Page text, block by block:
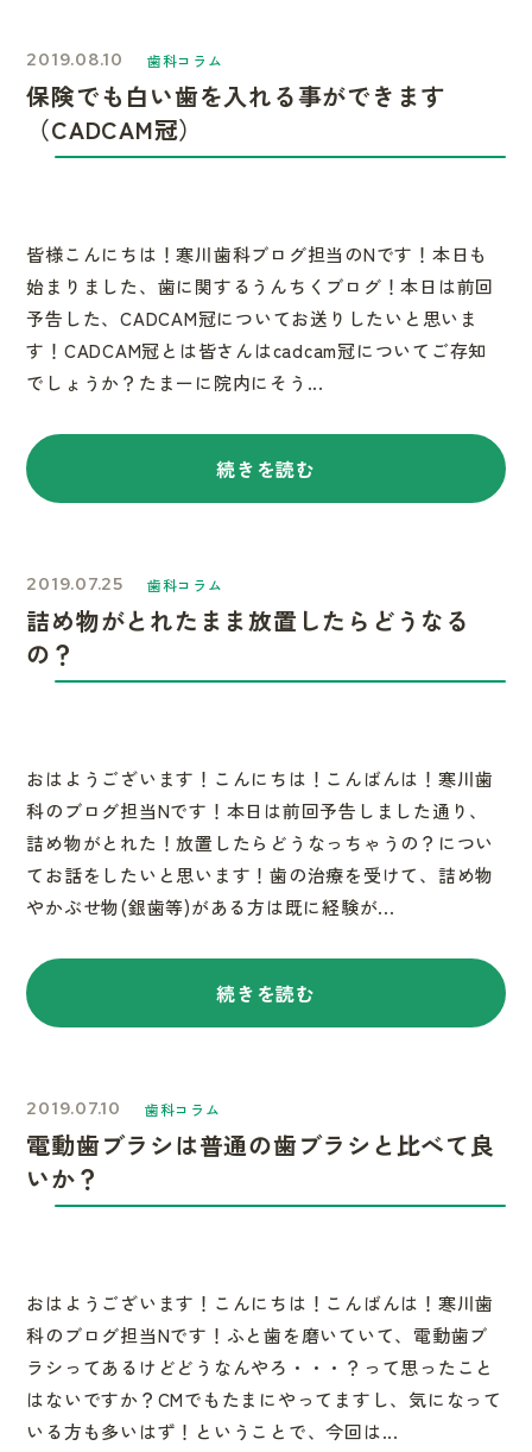
2019.08.10 歯科コラム
保険でも白い歯を入れる事ができます
（CADCAM冠）
皆様こんにちは！寒川歯科ブログ担当のNです！本日も
始まりました、歯に関するうんちくブログ！本日は前回
予告した、CADCAM冠についてお送りしたいと思いま
す！CADCAM冠とは皆さんはcadcam冠についてご存知
でしょうか？たまーに院内にそう...
続きを読む
2019.07.25 歯科コラム
詰め物がとれたまま放置したらどうなる
の？
おはようございます！こんにちは！こんばんは！寒川歯
科のブログ担当Nです！本日は前回予告しました通り、
詰め物がとれた！放置したらどうなっちゃうの？につい
てお話をしたいと思います！歯の治療を受けて、詰め物
やかぶせ物(銀歯等)がある方は既に経験が...
続きを読む
2019.07.10 歯科コラム
電動歯ブラシは普通の歯ブラシと比べて良
いか？
おはようございます！こんにちは！こんばんは！寒川歯
科のブログ担当Nです！ふと歯を磨いていて、電動歯ブ
ラシってあるけどどうなんやろ・・・？って思ったこと
はないですか？CMでもたまにやってますし、気になって
いる方も多いはず！ということで、今回は...